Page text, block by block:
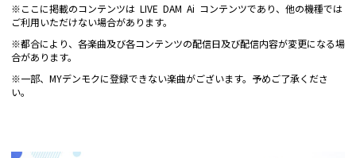
※ここに掲載のコンテンツは LIVE DAM Ai コンテンツであり、他の機種では
ご利用いただけない場合があります。
※都合により、各楽曲及び各コンテンツの配信日及び配信内容が変更になる場
合があります。
※一部、MYデンモクに登録できない楽曲がございます。予めご了承くださ
い。